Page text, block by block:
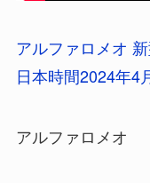
アルファロメオ
日本時間2024年4
アルファロメオ